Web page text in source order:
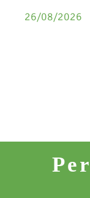
26/08/2026